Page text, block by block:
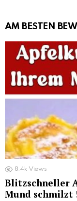
AM BESTEN
8.4k Views
Blitzschneller
Mund schmilzt